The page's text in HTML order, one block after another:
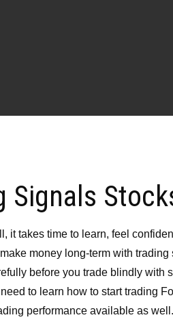
Signals
it takes time to learn, feel
money long-term with
before you trade blindly with
to learn how to start trading
performance available as